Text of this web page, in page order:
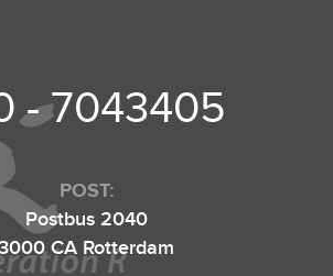
- 7043405
POST:
Postbus 2040
CA Rotterdam